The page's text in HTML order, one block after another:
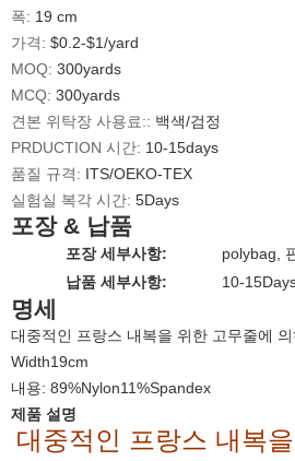
폭: 19 cm
가격: $0.2-$1/yard
MOQ: 300yards
MCQ: 300yards
견본 위탁장 사용료:: 백색/검정
PRDUCTION 시간: 10-15days
품질 규격: ITS/OEKO-TEX
실험실 복각 시간: 5Days
포장 & 납품
포장 세부사항:
polybag,
납품 세부사항:
10-
명세
대중적인 프랑스 내복을 위한 고무줄에
Width19cm
내용: 89%Nylon11%Spandex
제품 설명
대중적인 프랑스 내복